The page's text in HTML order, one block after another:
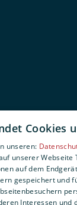
Cookies
unseren:
unserer
auf dem
gespeichert und
Interessen